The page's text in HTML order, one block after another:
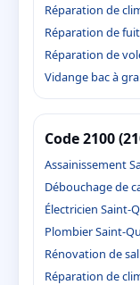
Réparation de
Réparation de
Réparation de
Vidange bac à
Code 2100
Assainissement
Débouchage de
Électricien Saint-
Plombier Saint-
Rénovation de
Réparation de